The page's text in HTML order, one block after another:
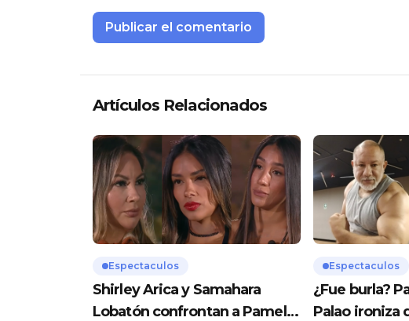
Artículos Relacionados
Espectaculos
Shirley Arica y Samahara
Lobatón confrontan a Pamela
Espectaculos
¿Fue burla?
Palao ironiza